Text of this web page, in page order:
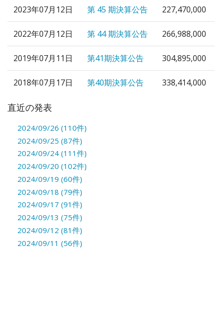
2023年07月12日 第 45 期決算公告 227,470,000
2022年07月12日 第 44 期決算公告 266,988,000
2019年07月11日 第41期決算公告 304,895,000
2018年07月17日 第40期決算公告 338,414,000
直近の発表
2024/09/26 (110件)
2024/09/25 (87件)
2024/09/24 (111件)
2024/09/20 (102件)
2024/09/19 (60件)
2024/09/18 (79件)
2024/09/17 (91件)
2024/09/13 (75件)
2024/09/12 (81件)
2024/09/11 (56件)